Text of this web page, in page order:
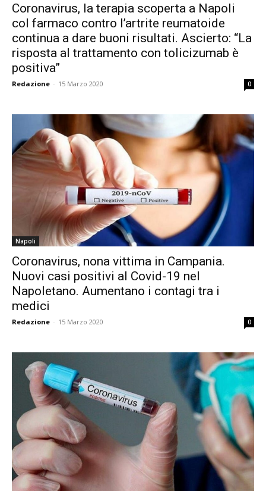
Coronavirus, la terapia scoperta a Napoli
col farmaco contro l’artrite reumatoide
continua a dare buoni risultati. Ascierto: “La
risposta al trattamento con tolicizumab è
positiva”
Redazione - 15 Marzo 2020 0
Napoli
Coronavirus, nona vittima in Campania.
Nuovi casi positivi al Covid-19 nel
Napoletano. Aumentano i contagi tra i
medici
Redazione - 15 Marzo 2020 0